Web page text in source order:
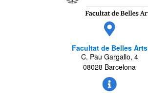
Facultat de Belles Arts
C. Pau Gargallo, 4
08028 Barcelona